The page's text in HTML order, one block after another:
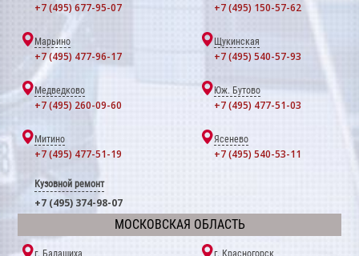
+7 (495) 677-95-07 +7 (495) 150-57-62
Марьино
+7 (495) 477-96-17
Щукинская
+7 (495) 540-57-93
Медведково
+7 (495) 260-09-60
Юж. Бутово
+7 (495) 477-51-03
Митино
+7 (495) 477-51-19
Ясенево
+7 (495) 540-53-11
Кузовной ремонт
+7 (495) 374-98-07
МОСКОВСКАЯ ОБЛАСТЬ
г. Балашиха г. Красногорск